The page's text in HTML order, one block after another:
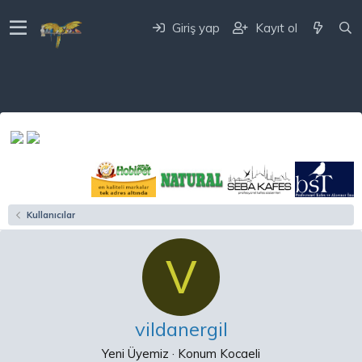
Giriş yap Kayıt ol
Kullanıcılar
V
vildanergil
Yeni Üyemiz · Konum Kocaeli